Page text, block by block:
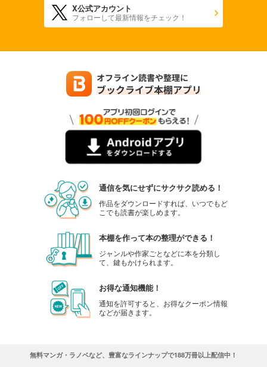
X公式アカウント
フォローして最新情報をチェック！
通信を気にせずにサクサク読める！
作品をダウンロードすれば、いつでもど
こでも読書が楽しめます。
本棚を作って本の整理ができる！
ジャンルや作家ごとなどに本を分類し
て、鍵もかけられます。
お得な通知機能！
通知を許可すると、お得なクーポン情報
などが届きます。
無料マンガ・ラノベなど、豊富なラインナップで188万冊以上配信中！